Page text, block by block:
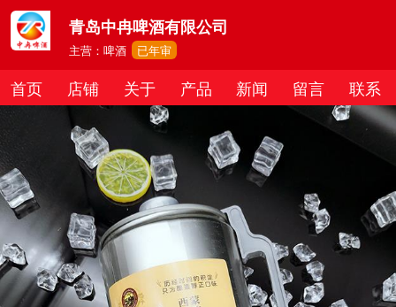
青岛中冉啤酒有限公司
主营：啤酒 已年审
首页 店铺 关于 产品 新闻 留言 联系